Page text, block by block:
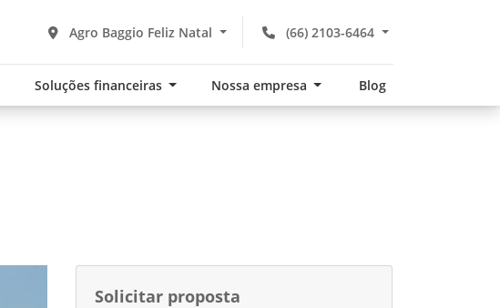
(66) 2103-6464
Agro Baggio Feliz Natal
Soluções financeiras Nossa empresa Blog
Solicitar proposta